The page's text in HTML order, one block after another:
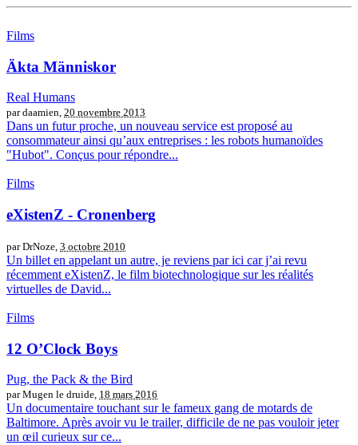
Films
Äkta Människor
Real Humans
par daamien, 20 novembre 2013
Dans un futur proche, un nouveau service est proposé au
consommateur ainsi qu’aux entreprises : les robots humanoïdes
"Hubot". Conçus pour répondre...
Films
eXistenZ - Cronenberg
par DrNoze, 3 octobre 2010
Un billet en appelant un autre, je reviens par ici car j’ai revu
récemment eXistenZ, le film biotechnologique sur les réalités
virtuelles de David...
Films
12 O’Clock Boys
Pug, the Pack & the Bird
par Mugen le druide, 18 mars 2016
Un documentaire touchant sur le fameux gang de motards de
Baltimore. Après avoir vu le trailer, difficile de ne pas vouloir jeter
un œil curieux sur ce...